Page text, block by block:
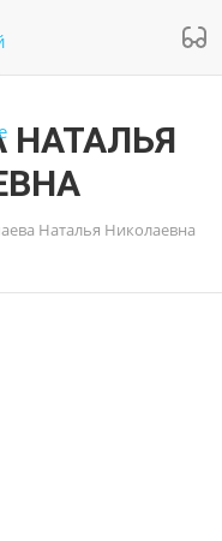
НАТАЛЬЯ
Наталья Николаевна